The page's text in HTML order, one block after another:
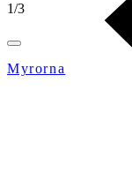
1/3
Myrorna